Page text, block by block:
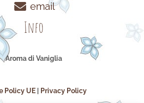
email
Info
Aroma di Vaniglia
Policy UE Privacy Policy